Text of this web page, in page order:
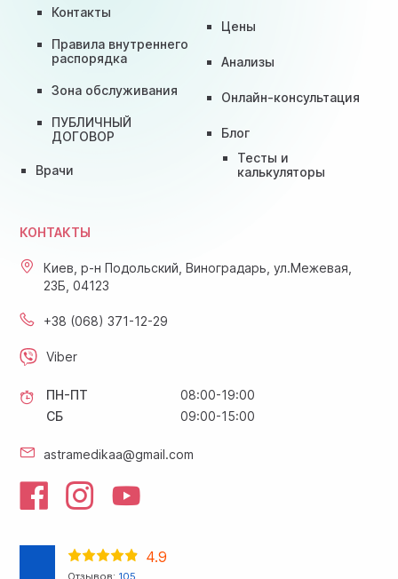
Контакты
Правила внутреннего
распорядка
Зона обслуживания
ПУБЛИЧНЫЙ
ДОГОВОР
Врачи
Цены
Анализы
Онлайн-консультация
Блог
Тесты и
калькуляторы
КОНТАКТЫ
Киев, р-н Подольский, Виноградарь, ул.Межевая,
23Б, 04123
+38 (068) 371-12-29
Viber
ПН-ПТ
08:00-19:00
СБ
09:00-15:00
astramedikaa@gmail.com
4.9
Отзывов: 105